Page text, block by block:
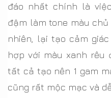
đáo nhất chính là
đậm làm tone màu
nhiên, lại tạo cảm
hợp với màu xanh rêu
tất cả tạo nên 1 gam
cũng rất mộc mạc và